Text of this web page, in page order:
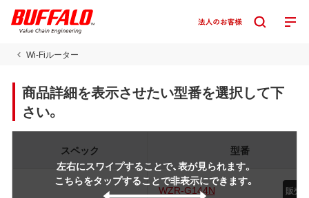
Wi-Fiルーター
商品詳細を表示させたい型番を選択して下
さい。
左右にスワイプすることで、表が見られます。
こちらをタップすることで非表示にできます。
スペック 型番
WZR-G144N 販売